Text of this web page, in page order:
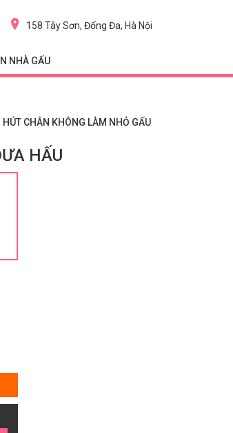
158 Tây Sơn, Đống Đa, Hà Nội
NHÀ GẤU
HÚT CHÂN KHÔNG LÀM NHỎ GẤU
HẤU